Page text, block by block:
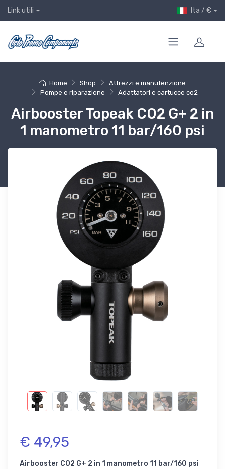
Link utili Ita / €
Home Shop
Attrezzi e manutenzione
Pompe e riparazione
Adattatori e cartucce co2
Airbooster Topeak CO2 G+ 2 in
1 manometro 11 bar/160 psi
€ 49,95
Airbooster CO2 G+ 2 in 1 manometro 11 bar/160 psi